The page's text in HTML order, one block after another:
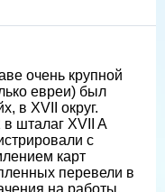
очень крупной
евреи) был
в XVII округ.
шталаг XVII A
с
карт
перевели в
на работы.